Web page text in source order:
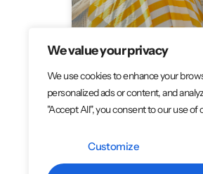
We value your privacy
We use cookies to enhance your
personalized ads or content, and
"Accept All", you consent to our use of
Customize
figuranti per